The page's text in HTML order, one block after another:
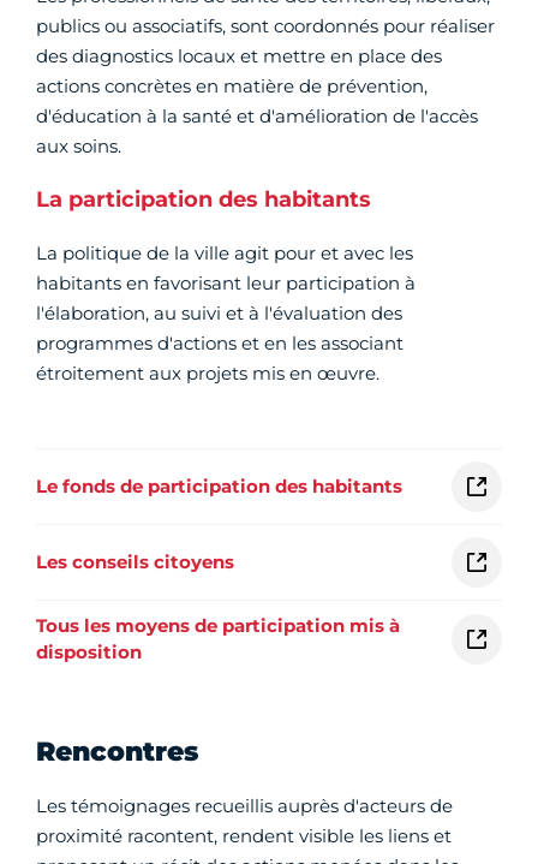
publics ou associatifs, sont coordonnés pour réaliser
des diagnostics locaux et mettre en place des
actions concrètes en matière de prévention,
d'éducation à la santé et d'amélioration de l'accès
aux soins.
La participation des habitants
La politique de la ville agit pour et avec les
habitants en favorisant leur participation à
l'élaboration, au suivi et à l'évaluation des
programmes d'actions et en les associant
étroitement aux projets mis en œuvre.
Le fonds de participation des habitants
Les conseils citoyens
Tous les moyens de participation mis à
disposition
Rencontres
Les témoignages recueillis auprès d'acteurs de
proximité racontent, rendent visible les liens et